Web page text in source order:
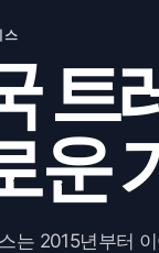
스
트
운
는 2015년부터